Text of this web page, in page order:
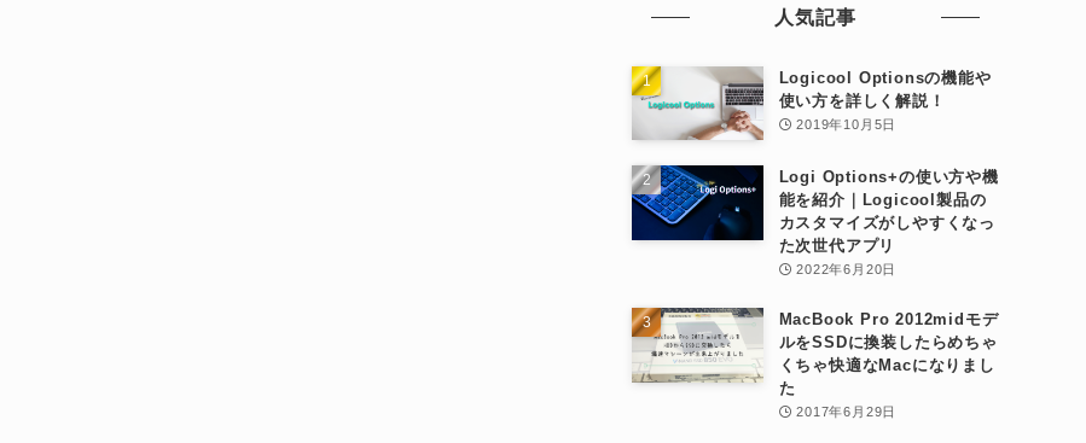
人気記事
Logicool Optionsの機能や
使い方を詳しく解説！
2019年10月5日
Logi Options+の使い方や機
能を紹介｜Logicool製品の
カスタマイズがしやすくなっ
た次世代アプリ
2022年6月20日
MacBook Pro 2012midモデ
ルをSSDに換装したらめちゃ
くちゃ快適なMacになりまし
た
2017年6月29日